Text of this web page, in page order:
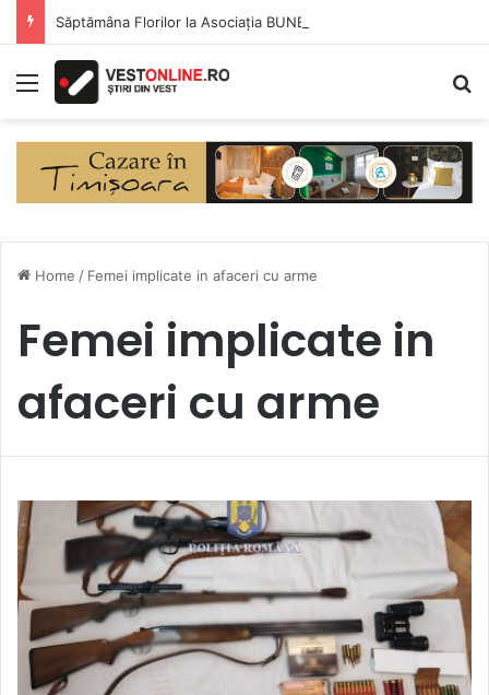
Săptămâna Florilor la Asociația BUNETI
Menu
Home / Femei implicate in afaceri cu arme
Femei implicate in
afaceri cu arme